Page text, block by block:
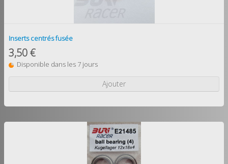
Inserts centrés fusée
3,50 €
Disponible dans les 7 jours
Ajouter